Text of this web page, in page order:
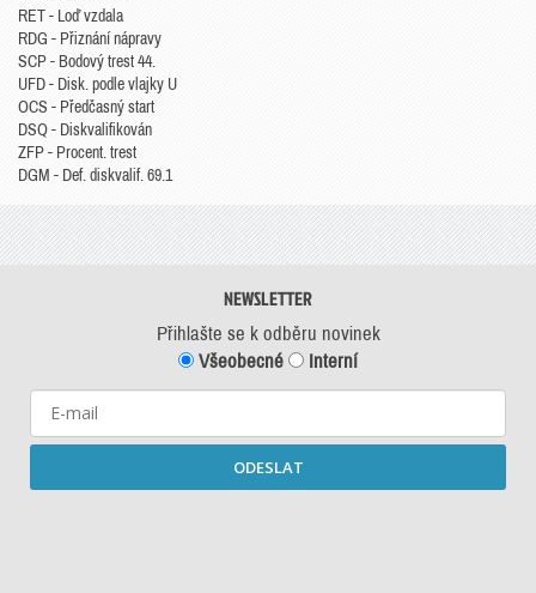
RET - Loď vzdala
RDG - Přiznání nápravy
SCP - Bodový trest 44.
UFD - Disk. podle vlajky U
OCS - Předčasný start
DSQ - Diskvalifikován
ZFP - Procent. trest
DGM - Def. diskvalif. 69.1
NEWSLETTER
Přihlašte se k odběru novinek
Všeobecné
Interní
ODESLAT